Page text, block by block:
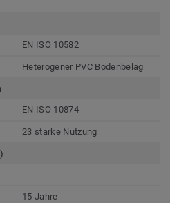
EN ISO 10582
Heterogener PVC Bodenbelag
EN ISO 10874
23 starke Nutzung
-
15 Jahre